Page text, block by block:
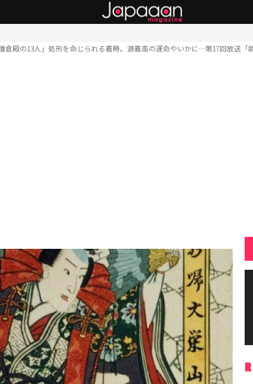
鎌倉殿の13人」処刑を命じられる義時。源義高の運命やいかに…第17回放送「